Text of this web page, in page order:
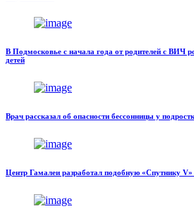
В Подмосковье с начала года от родителей с ВИЧ
детей
Врач рассказал об опасности бессонницы у
Центр Гамалеи разработал подобную «Спутнику V»